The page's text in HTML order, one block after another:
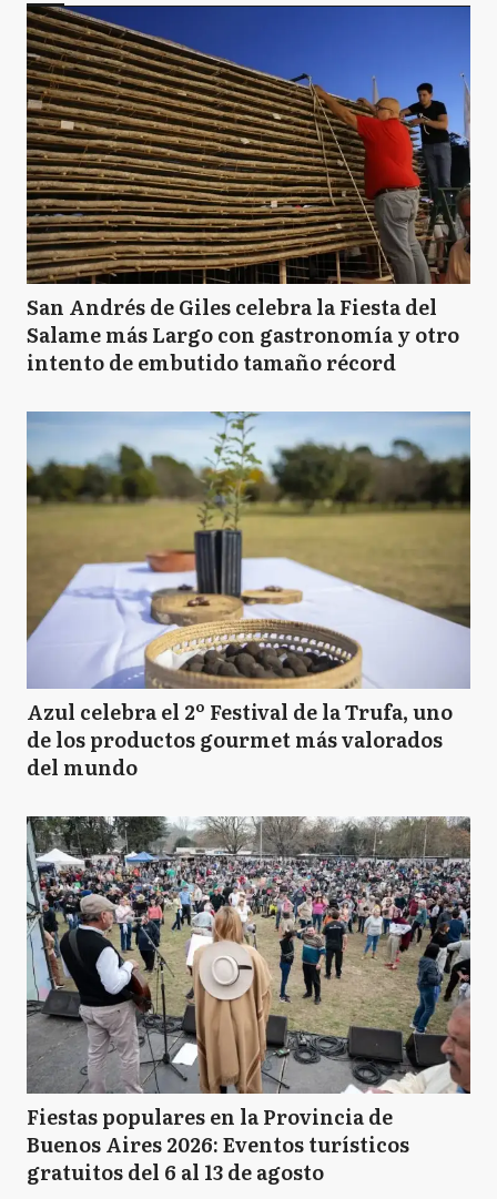
San Andrés de Giles celebra la Fiesta del
Salame más Largo con gastronomía y otro
intento de embutido tamaño récord
Azul celebra el 2º Festival de la Trufa, uno
de los productos gourmet más valorados
del mundo
Fiestas populares en la Provincia de
Buenos Aires 2026: Eventos turísticos
gratuitos del 6 al 13 de agosto